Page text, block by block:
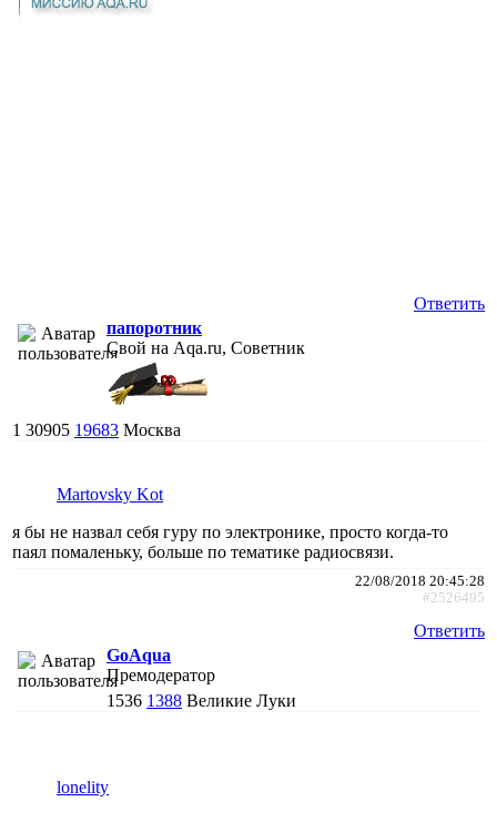
Ответить
папоротник
Свой на Aqa.ru, Советник
1 30905 19683 Москва
Martovsky Kot
я бы не назвал себя гуру по электронике, просто когда-то
паял помаленьку, больше по тематике радиосвязи.
22/08/2018 20:45:28
#2526495
Ответить
GoAqua
Премодератор
1536 1388 Великие Луки
lonelity